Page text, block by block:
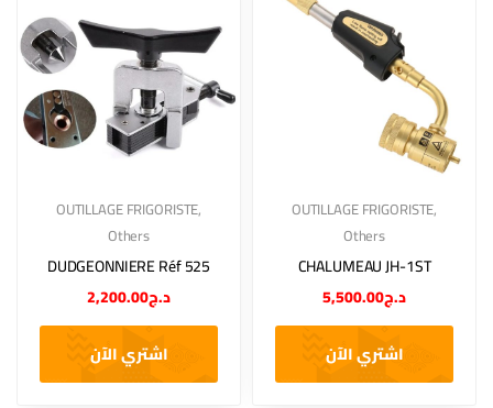
OUTILLAGE FRIGORISTE,
Others
DUDGEONNIERE Réf 525
د.ج2,200.00
اشتري الآن
OUTILLAGE FRIGORISTE,
Others
CHALUMEAU JH-1ST
د.ج5,500.00
اشتري الآن